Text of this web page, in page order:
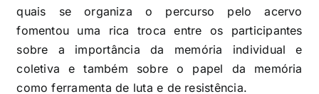
quais se organiza o percurso pelo acervo
fomentou uma rica troca entre os participantes
sobre a importância da memória individual e
coletiva e também sobre o papel da memória
como ferramenta de luta e de resistência.